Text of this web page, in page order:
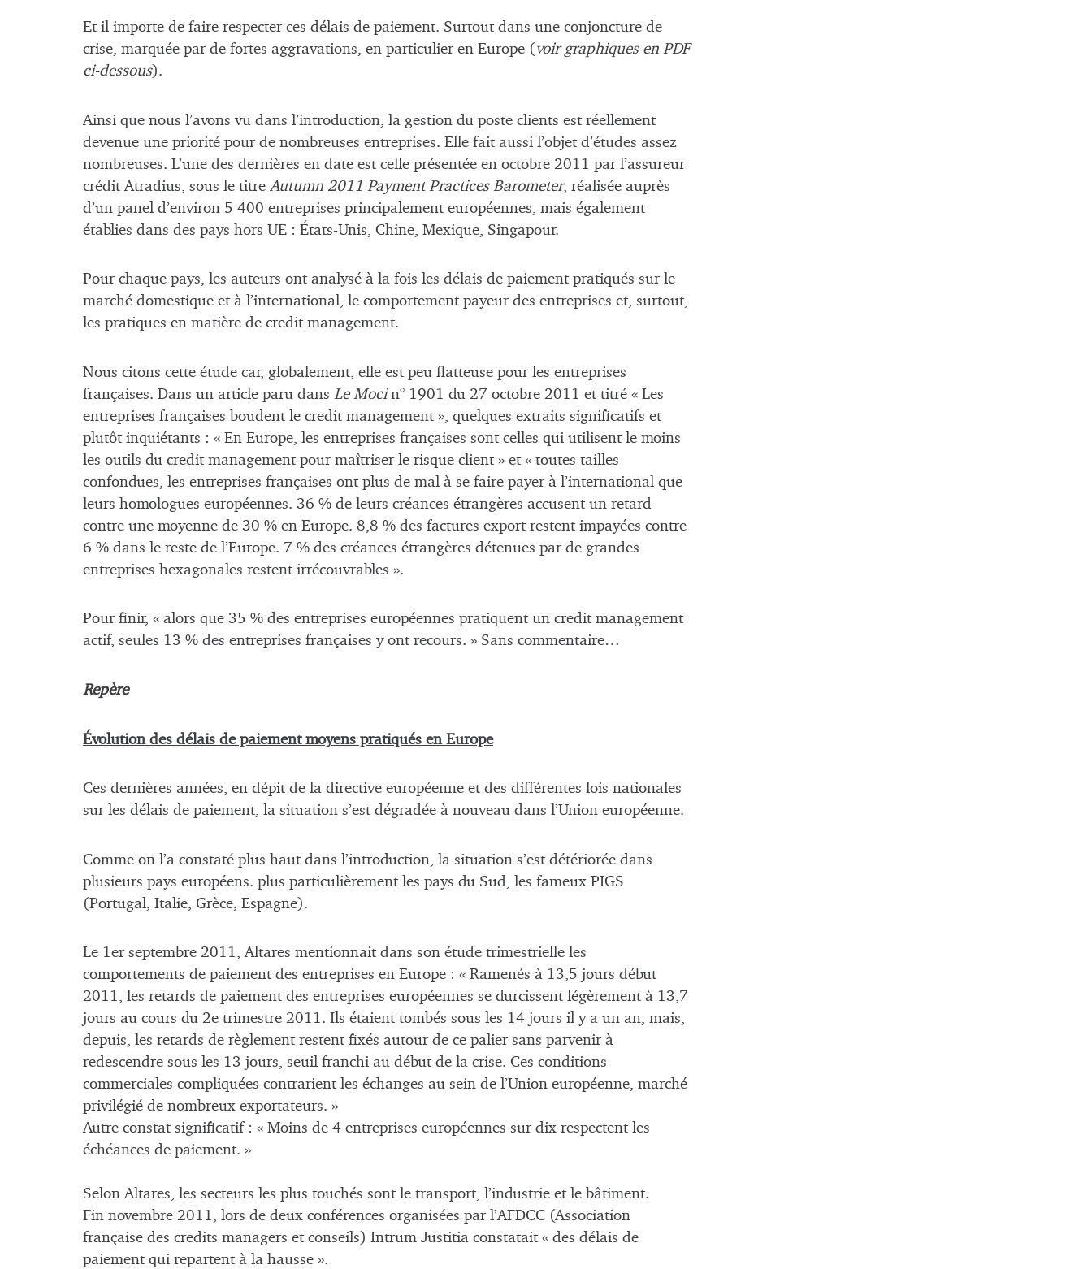
Et il importe de faire respecter ces délais de paiement. Surtout dans une conjoncture de
crise, marquée par de fortes aggravations, en particulier en Europe (voir graphiques en PDF
ci-dessous).
Ainsi que nous l’avons vu dans l’introduction, la gestion du poste clients est réellement
devenue une priorité pour de nombreuses entreprises. Elle fait aussi l’objet d’études assez
nombreuses. L’une des dernières en date est celle présentée en octobre 2011 par l’assureur
crédit Atradius, sous le titre Autumn 2011 Payment Practices Barometer, réalisée auprès
d’un panel d’environ 5 400 entreprises principalement européennes, mais également
établies dans des pays hors UE : États-Unis, Chine, Mexique, Singapour.
Pour chaque pays, les auteurs ont analysé à la fois les délais de paiement pratiqués sur le
marché domestique et à l’international, le comportement payeur des entreprises et, surtout,
les pratiques en matière de credit management.
Nous citons cette étude car, globalement, elle est peu flatteuse pour les entreprises
françaises. Dans un article paru dans Le Mocin° 1901 du 27 octobre 2011 et titré « Les
entreprises françaises boudent le credit management », quelques extraits significatifs et
plutôt inquiétants : « En Europe, les entreprises françaises sont celles qui utilisent le moins
les outils du credit management pour maîtriser le risque client » et « toutes tailles
confondues, les entreprises françaises ont plus de mal à se faire payer à l’international que
leurs homologues européennes. 36 % de leurs créances étrangères accusent un retard
contre une moyenne de 30 % en Europe. 8,8 % des factures export restent impayées contre
6 % dans le reste de l’Europe. 7 % des créances étrangères détenues par de grandes
entreprises hexagonales restent irrécouvrables ».
Pour finir, « alors que 35 % des entreprises européennes pratiquent un credit management
actif, seules 13 % des entreprises françaises y ont recours. » Sans commentaire…
Repère
Évolution des délais de paiement moyens pratiqués en Europe
Ces dernières années, en dépit de la directive européenne et des différentes lois nationales
sur les délais de paiement, la situation s’est dégradée à nouveau dans l’Union européenne.
Comme on l’a constaté plus haut dans l’introduction, la situation s’est détériorée dans
plusieurs pays européens. plus particulièrement les pays du Sud, les fameux PIGS
(Portugal, Italie, Grèce, Espagne).
Le 1er septembre 2011, Altares mentionnait dans son étude trimestrielle les
comportements de paiement des entreprises en Europe : « Ramenés à 13,5 jours début
2011, les retards de paiement des entreprises européennes se durcissent légèrement à 13,7
jours au cours du 2e trimestre 2011. Ils étaient tombés sous les 14 jours il y a un an, mais,
depuis, les retards de règlement restent fixés autour de ce palier sans parvenir à
redescendre sous les 13 jours, seuil franchi au début de la crise. Ces conditions
commerciales compliquées contrarient les échanges au sein de l’Union européenne, marché
privilégié de nombreux exportateurs. »
Autre constat significatif : « Moins de 4 entreprises européennes sur dix respectent les
échéances de paiement. »
Selon Altares, les secteurs les plus touchés sont le transport, l’industrie et le bâtiment.
Fin novembre 2011, lors de deux conférences organisées par l’AFDCC (Association
française des credits managers et conseils) Intrum Justitia constatait « des délais de
paiement qui repartent à la hausse ».